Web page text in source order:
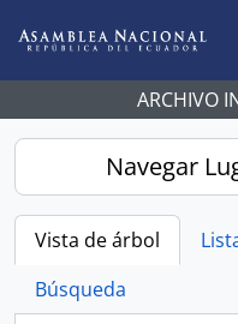
ARCHIVO
Navegar
Vista de árbol
Búsqueda